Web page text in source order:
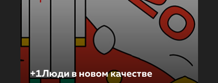
+1Люди в новом качестве